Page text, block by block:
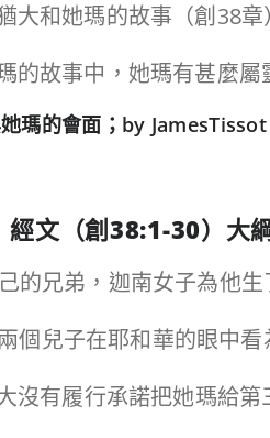
大和她瑪的故事（創38
的故事中，她瑪有甚麼
她瑪的會面；by
經文（創38:1-30）大
的兄弟，迦南女子為他生
個兒子在耶和華的眼中
沒有履行承諾把她瑪給第